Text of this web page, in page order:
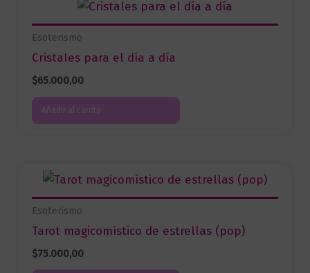
Esoterismo
Cristales para el día a día
$65.000,00
Añadir al carrito
Esoterismo
Tarot magicomístico de estrellas (pop)
$75.000,00